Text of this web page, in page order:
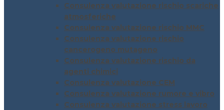
Consulenza valutazione rischio scariche
atmosferiche
Consulenza valutazione rischio MMC
Consulenza valutazione rischio
cancerogeno mutageno
Consulenza valutazione rischio da
agenti chimici
Consulenza valutazione CEM
Consulenza valutazione rumore e vibro
Consulenza valutazione stress lavoro